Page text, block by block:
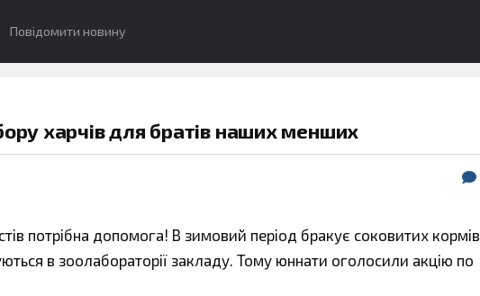
Повідомити новину
харчів для братів наших менших
потрібна допомога! В зимовий період бракує соковитих кормів
в зоолабораторії закладу. Тому юннати оголосили акцію по